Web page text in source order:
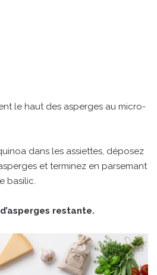
le haut des asperges au micro-
dans les assiettes, déposez
et terminez en parsemant
basilic.
restante.